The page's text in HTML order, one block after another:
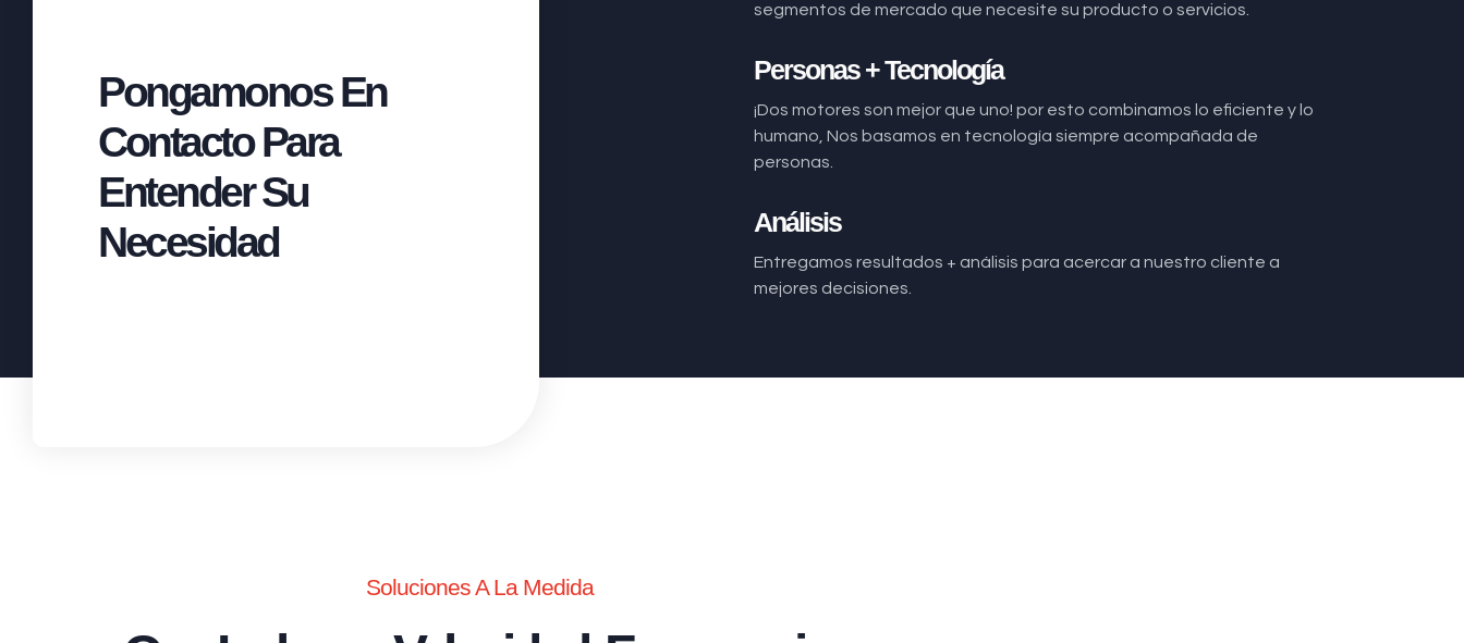
Pongamonos En
Contacto Para
Entender Su
Necesidad
segmentos de mercado que necesite su producto o servicios.
Personas + Tecnología
¡Dos motores son mejor que uno! por esto combinamos lo eficiente y lo
humano, Nos basamos en tecnología siempre acompañada de
personas.
Análisis
Entregamos resultados + análisis para acercar a nuestro cliente a
mejores decisiones.
Soluciones A La Medida